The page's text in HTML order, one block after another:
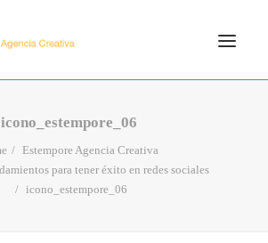
icono_estempore_06
Estempore Agencia Creativa
para tener éxito en redes sociales
icono_estempore_06